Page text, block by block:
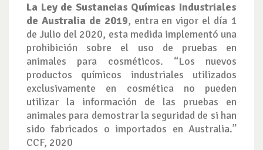
La Ley de Sustancias Químicas Industriales
de Australia de 2019, entra en vigor el día 1
de Julio del 2020, esta medida implementó una
prohibición sobre el uso de pruebas en
animales para cosméticos. “Los nuevos
productos químicos industriales utilizados
exclusivamente en cosmética no pueden
utilizar la información de las pruebas en
animales para demostrar la seguridad de si han
sido fabricados o importados en Australia.”
CCF, 2020